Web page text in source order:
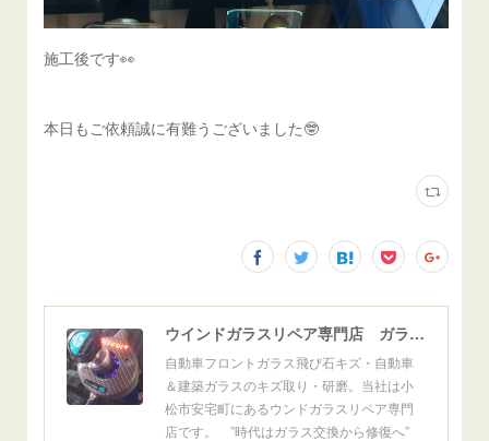
施工後です👀
本日もご依頼誠に有難うございました🤓
ウインドガラスリペア専門店 ガラスリペア・ヨシダ グラスウェルドジャパン 正規施工店 小松市
自動車フロントガラス飛び石キズ・自動車
＆建築ガラスのキズ取り・研磨。当社は小
松市安宅町にあるウンドガラスリペア専門
店です。 ”時代はガラス交換から修復へ”